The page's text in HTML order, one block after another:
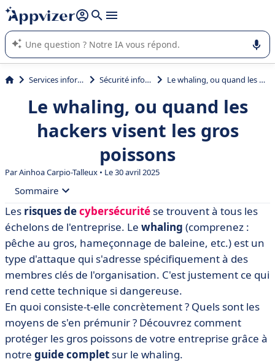
répondre (plusieurs lignes avec
L'IA de Appvizer vous guide dans l'utilisation ou la sélection de
logiciel SaaS en entreprise.
Services informatiques Sécurité informatique Le whaling, ou quand les hackers visent les gros poissons
Le whaling, ou quand les
hackers visent les gros
poissons
ParAinhoa Carpio-Talleux • Le 30 avril 2025
Sommaire
• Qu’est-ce que le whaling ?
• Comment fonctionne le whaling ? 4 étapes
• Pourquoi le Whaling est en pleine croissance ?
• Comment se prémunir du whaling : nos 5 conseils
cybersécurité
• Les 7 outils pour vous aider dans votre stratégie anti-
whaling
• Le whaling en bref
Les risques decybersécurité se trouvent à tous les
échelons de l'entreprise. Le whaling (comprenez :
pêche au gros, hameçonnage de baleine, etc.) est un
type d'attaque qui s'adresse spécifiquement à des
membres clés de l'organisation. C'est justement ce qui
rend cette technique si dangereuse.
En quoi consiste-t-elle concrètement ? Quels sont les
moyens de s'en prémunir ? Découvrez comment
protéger les gros poissons de votre entreprise grâce à
notre guide complet sur le whaling.